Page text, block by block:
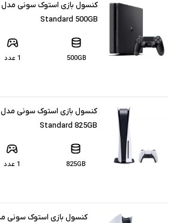
Standard 500GB
500GB 1 عدد
Standard 825GB
825GB 1 عدد